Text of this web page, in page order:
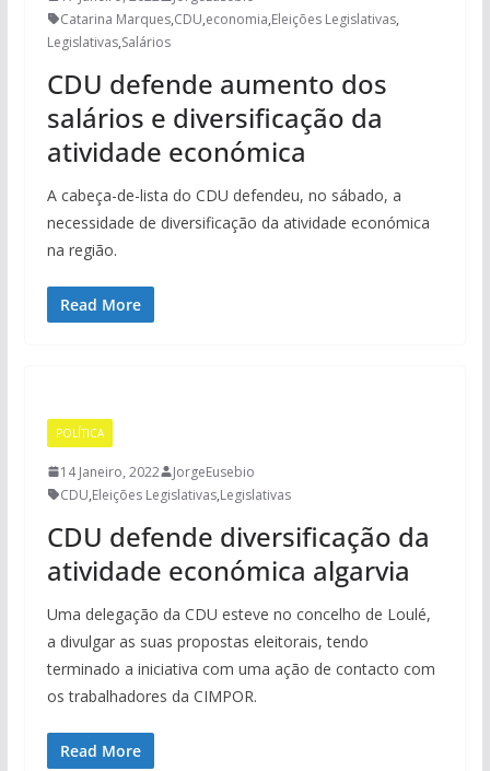
Catarina Marques,CDU,economia,Eleições Legislativas,
Legislativas,Salários
CDU defende aumento dos
salários e diversificação da
atividade económica
A cabeça-de-lista do CDU defendeu, no sábado, a
necessidade de diversificação da atividade económica
na região.
Read More
POLÍTICA
14 Janeiro, 2022
JorgeEusebio
CDU,Eleições Legislativas,Legislativas
CDU defende diversificação da
atividade económica algarvia
Uma delegação da CDU esteve no concelho de Loulé,
a divulgar as suas propostas eleitorais, tendo
terminado a iniciativa com uma ação de contacto com
os trabalhadores da CIMPOR.
Read More